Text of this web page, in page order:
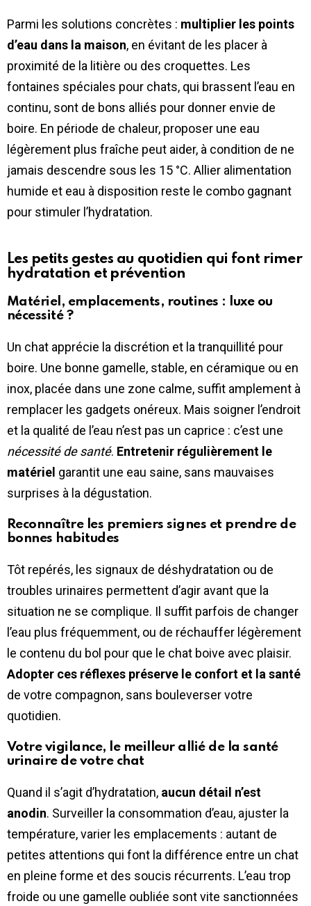
Parmi les solutions concrètes : multiplier les points
d’eau dans la maison, en évitant de les placer à
proximité de la litière ou des croquettes. Les
fontaines spéciales pour chats, qui brassent l’eau en
continu, sont de bons alliés pour donner envie de
boire. En période de chaleur, proposer une eau
légèrement plus fraîche peut aider, à condition de ne
jamais descendre sous les 15 °C. Allier alimentation
humide et eau à disposition reste le combo gagnant
pour stimuler l’hydratation.
Les petits gestes au quotidien qui font rimer
hydratation et prévention
Matériel, emplacements, routines : luxe ou
nécessité ?
Un chat apprécie la discrétion et la tranquillité pour
boire. Une bonne gamelle, stable, en céramique ou en
inox, placée dans une zone calme, suffit amplement à
remplacer les gadgets onéreux. Mais soigner l’endroit
et la qualité de l’eau n’est pas un caprice : c’est une
nécessité de santé. Entretenir régulièrement le
matériel garantit une eau saine, sans mauvaises
surprises à la dégustation.
Reconnaître les premiers signes et prendre de
bonnes habitudes
Tôt repérés, les signaux de déshydratation ou de
troubles urinaires permettent d’agir avant que la
situation ne se complique. Il suffit parfois de changer
l’eau plus fréquemment, ou de réchauffer légèrement
le contenu du bol pour que le chat boive avec plaisir.
Adopter ces réflexes préserve le confort et la santé
de votre compagnon, sans bouleverser votre
quotidien.
Votre vigilance, le meilleur allié de la santé
urinaire de votre chat
Quand il s’agit d’hydratation, aucun détail n’est
anodin. Surveiller la consommation d’eau, ajuster la
température, varier les emplacements : autant de
petites attentions qui font la différence entre un chat
en pleine forme et des soucis récurrents. L’eau trop
froide ou une gamelle oubliée sont vite sanctionnées